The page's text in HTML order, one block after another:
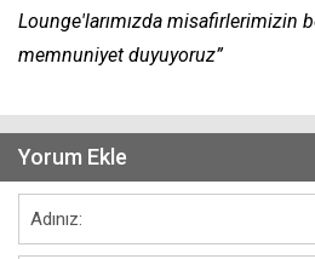
Lounge'larımızda misafirlerimizin
memnuniyet duyuyoruz”
Yorum Ekle